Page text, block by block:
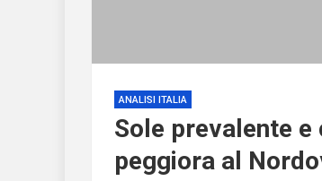
ANALISI ITALIA
Sole prevalente
peggiora al